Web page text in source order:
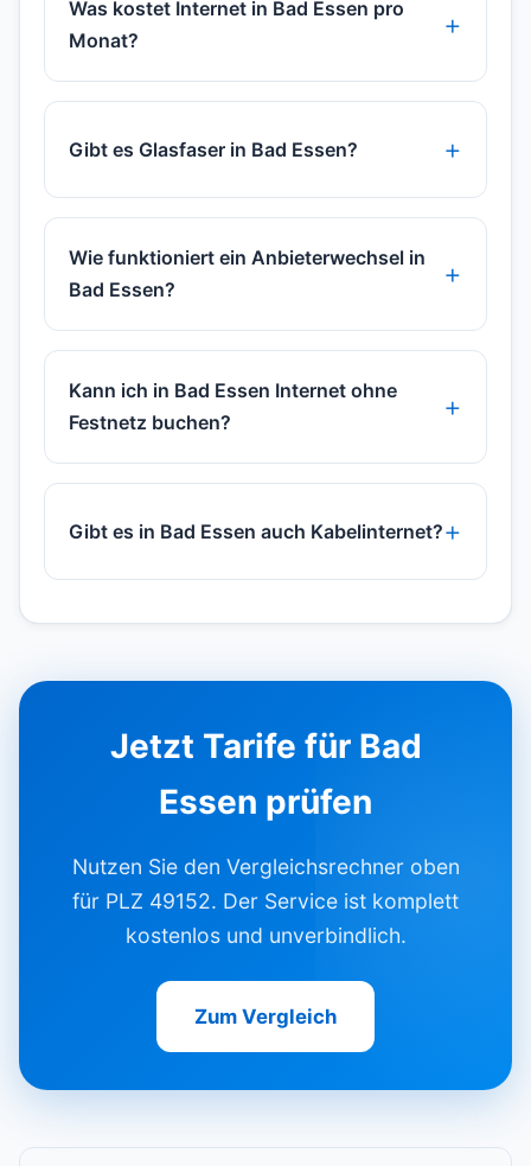
Was kostet Internet in Bad Essen pro
Monat?
Gibt es Glasfaser in Bad Essen?
Wie funktioniert ein Anbieterwechsel in
Bad Essen?
Kann ich in Bad Essen Internet ohne
Festnetz buchen?
Gibt es in Bad Essen auch Kabelinternet?
Jetzt Tarife für Bad
Essen prüfen
Nutzen Sie den Vergleichsrechner oben
für PLZ 49152. Der Service ist komplett
kostenlos und unverbindlich.
Zum Vergleich